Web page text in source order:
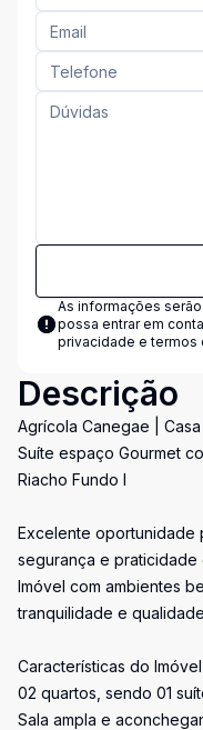
As informações
possa entrar em
privacidade e termos
Descrição
Agrícola Canegae |
Suíte espaço Gourmet
Riacho Fundo I
Excelente oportunidade
segurança e praticidade
Imóvel com ambientes
tranquilidade e
Características do Imóvel
02 quartos, sendo 01
Sala ampla e